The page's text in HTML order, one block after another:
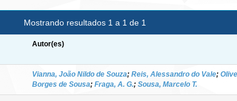
Mostrando resultados 1 a 1 de 1
Autor(es)
Vianna, João Nildo de Souza; Reis, Alessandro do Vale;
Borges de Sousa; Fraga, A. G.; Sousa, Marcelo T.